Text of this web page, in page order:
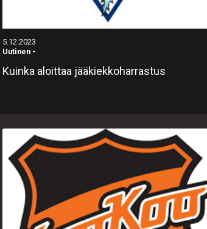
5.12.2023
Uutinen -
Kuinka aloittaa jääkiekkoharrastus